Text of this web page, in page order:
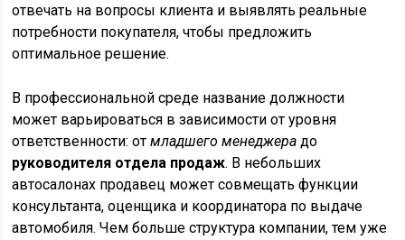
отвечать на вопросы клиента и выявлять реальные
потребности покупателя, чтобы предложить
оптимальное решение.
В профессиональной среде название должности
может варьироваться в зависимости от уровня
ответственности: отмладшего менеджера до
руководителя отдела продаж. В небольших
автосалонах продавец может совмещать функции
консультанта, оценщика и координатора по выдаче
автомобиля. Чем больше структура компании, тем уже